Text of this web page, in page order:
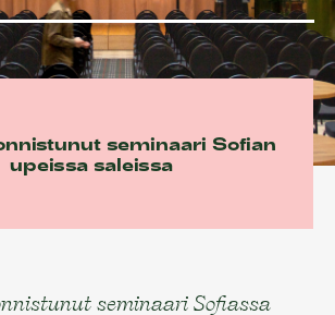
seminaari Sofian
upeissa saleissa
seminaari Sofiassa